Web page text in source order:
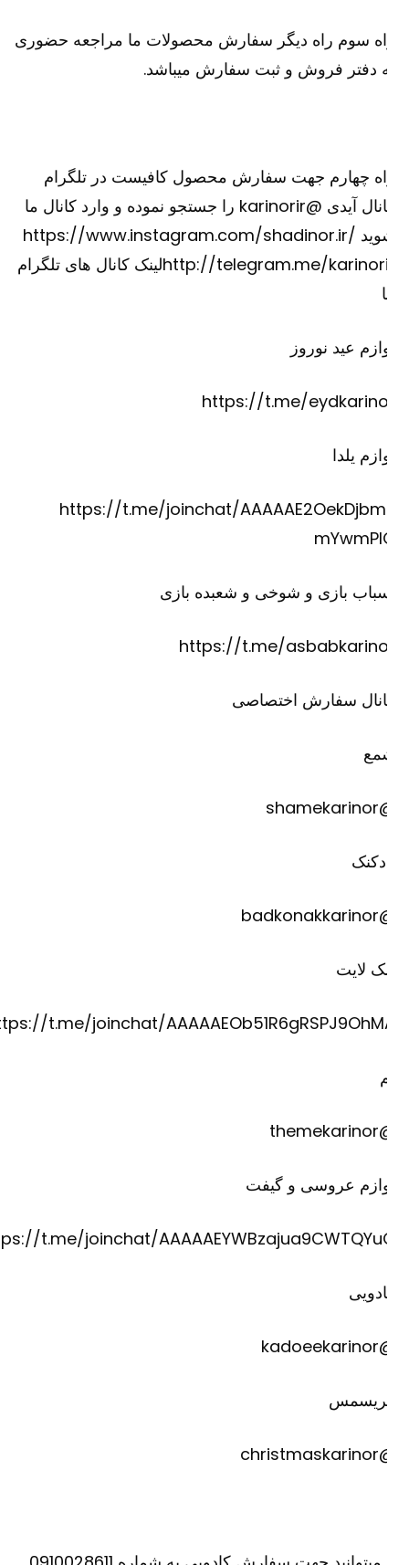
سوم راه دیگر سفارش محصولات ما مراجعه حضوری
دفتر فروش و ثبت سفارش میباشد.
چهارم جهت سفارش محصول کافیست در تلگرام
کانال آیدی @karinorir را جستجو نموده و وارد کانال ما
شوید https://www.instagram.com/shadinor.ir/
http://telegram.me/karinorirلینک کانال های تلگرام
عید نوروز
https://t.me/
یلدا
https://t.me/joinchat/
بازی و شوخی و شعبده بازی
https://t.me/
سفارش اختصاصی
لایت
https://t.me/joinchat/
عروسی و گیفت
https://t.me/joinchat/